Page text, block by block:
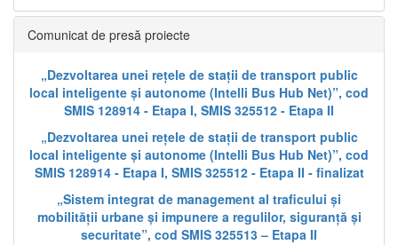
Comunicat de presă proiecte
„Dezvoltarea unei rețele de stații de transport public
local inteligente și autonome (Intelli Bus Hub Net)”, cod
SMIS 128914 - Etapa I, SMIS 325512 - Etapa II
„Dezvoltarea unei rețele de stații de transport public
local inteligente și autonome (Intelli Bus Hub Net)”, cod
SMIS 128914 - Etapa I, SMIS 325512 - Etapa II - finalizat
„Sistem integrat de management al traficului și
mobilității urbane și impunere a regulilor, siguranță și
securitate”, cod SMIS 325513 – Etapa II